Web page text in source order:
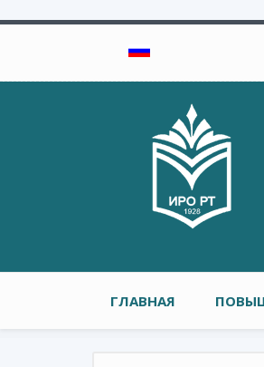
Главное меню
ГЛАВНАЯ